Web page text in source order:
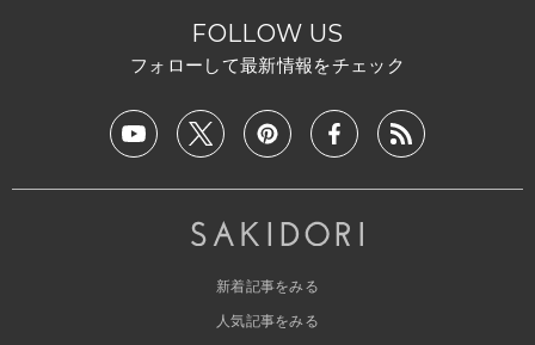
FOLLOW US
フォローして最新情報をチェック
新着記事をみる
人気記事をみる